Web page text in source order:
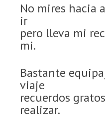
No mires hacia
ir
pero lleva mi
mi.
Bastante
viaje
recuerdos
realizar.